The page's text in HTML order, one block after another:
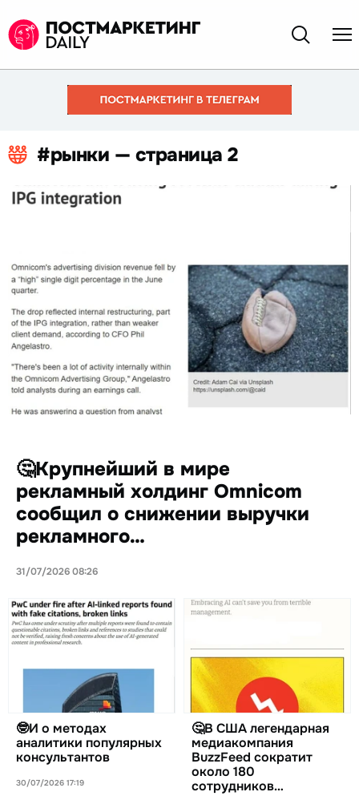
#рынки — страница 2
🤔Крупнейший в мире
рекламный холдинг Omnicom
сообщил о снижении выручки
рекламного…
31/07/2026 08:26
🤓И о методах
аналитики популярных
консультантов
30/07/2026 17:19
🤔В США легендарная
медиакомпания
BuzzFeed сократит
около 180
сотрудников…